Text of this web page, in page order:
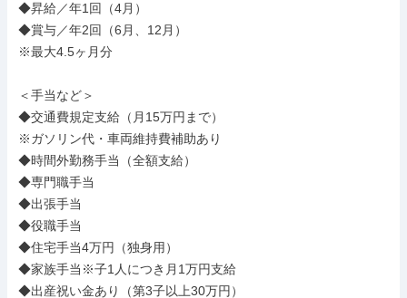
◆昇給／年1回（4月）
◆賞与／年2回（6月、12月）
※最大4.5ヶ月分
＜手当など＞
◆交通費規定支給（月15万円まで）
※ガソリン代・車両維持費補助あり
◆時間外勤務手当（全額支給）
◆専門職手当
◆出張手当
◆役職手当
◆住宅手当4万円（独身用）
◆家族手当※子1人につき月1万円支給
◆出産祝い金あり（第3子以上30万円）